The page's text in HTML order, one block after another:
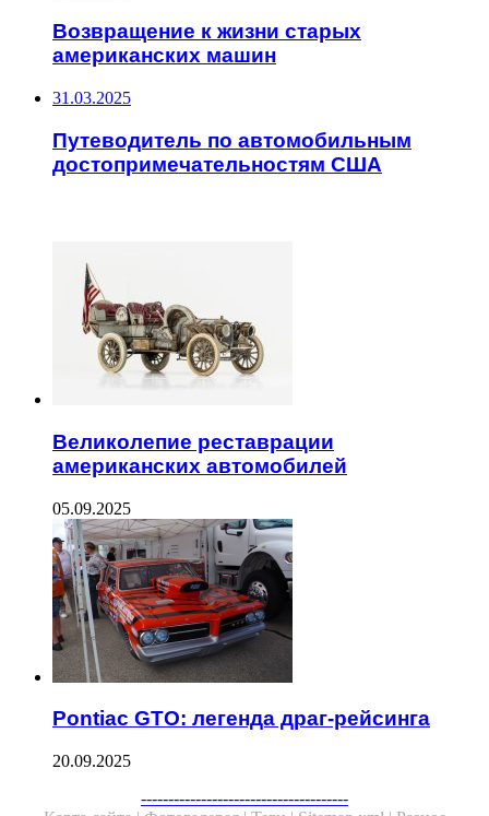
Возвращение к жизни старых
американских машин
31.03.2025
Путеводитель по автомобильным
достопримечательностям США
Великолепие реставрации
американских автомобилей
05.09.2025
Pontiac GTO: легенда драг-рейсинга
20.09.2025
--------------------------------------